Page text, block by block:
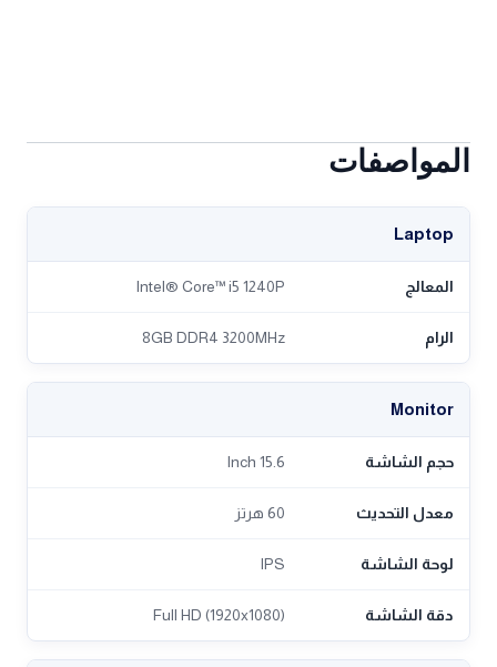
المواصفات
Laptop
المعالج Intel® Core™ i5 1240P
الرام 8GB DDR4 3200MHz
Monitor
حجم الشاشة 15.6 Inch
معدل التحديث 60 هرتز
لوحة الشاشة IPS
دقة الشاشة Full HD (1920x1080)